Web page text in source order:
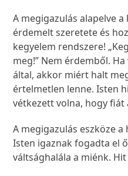
A megigazulás alapelve
érdemelt szeretete és
kegyelem rendszere!
meg!” Nem érdemből.
által, akkor miért halt
értelmetlen lenne. Isten
vétkezett volna, hogy
A megigazulás eszköze
Isten igaznak fogadta el
váltsághalála a miénk.